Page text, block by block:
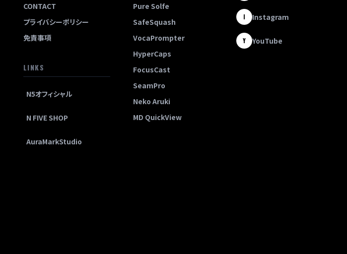
CONTACT
プライバシーポリシー
免責事項
LINKS
N5オフィシャル
N FIVE SHOP
AuraMarkStudio
Pure Solfe
SafeSquash
VocaPrompter
HyperCaps
FocusCast
SeamPro
Neko Aruki
MD QuickView
I Instagram
Y YouTube